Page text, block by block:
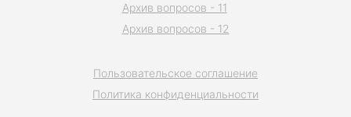
Пользовательское соглашение
Политика конфиденциальности
Архив вопросов - 11
Архив вопросов - 12